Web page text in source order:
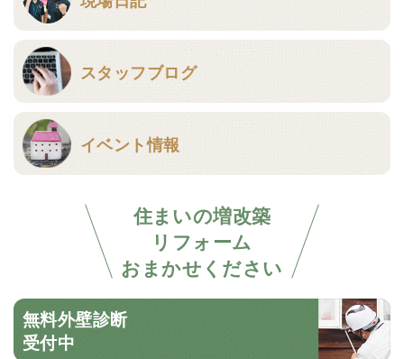
スタッフブログ
イベント情報
住まいの増改築
リフォーム
おまかせください
無料外壁診断
受付中